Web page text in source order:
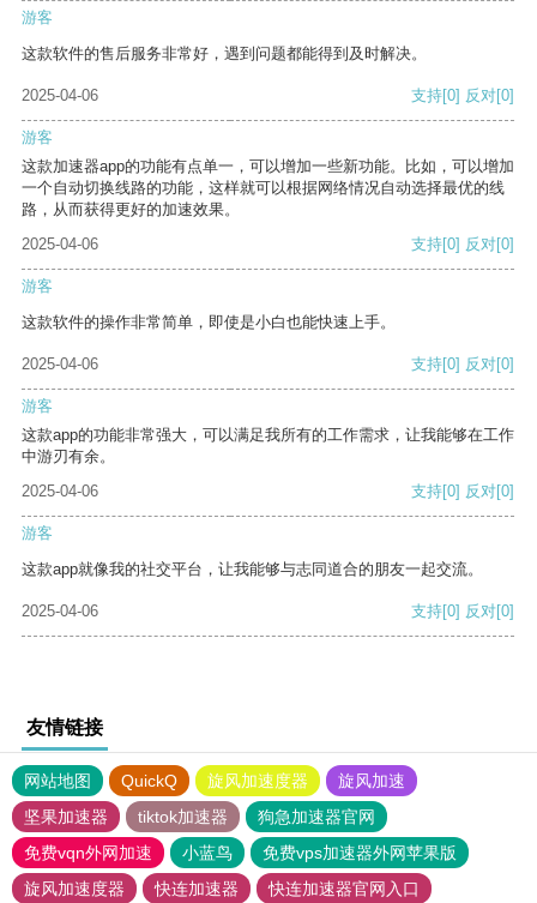
游客
这款软件的售后服务非常好，遇到问题都能得到及时解决。
2025-04-06 支持[0] 反对[0]
游客
这款加速器app的功能有点单一，可以增加一些新功能。比如，可以增加
一个自动切换线路的功能，这样就可以根据网络情况自动选择最优的线
路，从而获得更好的加速效果。
2025-04-06
支持[0] 反对[0]
游客
这款软件的操作非常简单，即使是小白也能快速上手。
2025-04-06 支持[0] 反对[0]
游客
这款app的功能非常强大，可以满足我所有的工作需求，让我能够在工作
中游刃有余。
2025-04-06
支持[0] 反对[0]
游客
这款app就像我的社交平台，让我能够与志同道合的朋友一起交流。
2025-04-06 支持[0] 反对[0]
友情链接
网站地图 QuickQ 旋风加速度器
旋风加速
坚果加速器
tiktok加速器
狗急加速器官网
免费vqn外网加速
小蓝鸟
免费vps加速器外网苹果版
旋风加速度器
快连加速器
快连加速器官网入口